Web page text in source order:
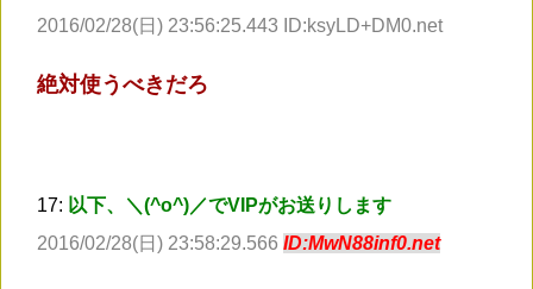
2016/02/28(日) 23:56:25.443 ID:ksyLD+DM0.net
絶対使うべきだろ
17: 以下、＼(^o^)／でVIPがお送りします
2016/02/28(日) 23:58:29.566 ID:MwN88inf0.net